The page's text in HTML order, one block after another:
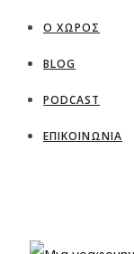
Ο ΧΩΡΟΣ
BLOG
PODCAST
ΕΠΙΚΟΙΝΩΝΙΑ